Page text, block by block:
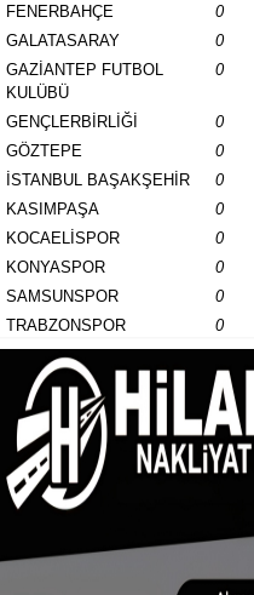
FENERBAHÇE 0
GALATASARAY 0
GAZİANTEP FUTBOL
KULÜBÜ
0
GENÇLERBİRLİĞİ 0
GÖZTEPE 0
İSTANBUL BAŞAKŞEHİR 0
KASIMPAŞA 0
KOCAELİSPOR 0
KONYASPOR 0
SAMSUNSPOR 0
TRABZONSPOR 0